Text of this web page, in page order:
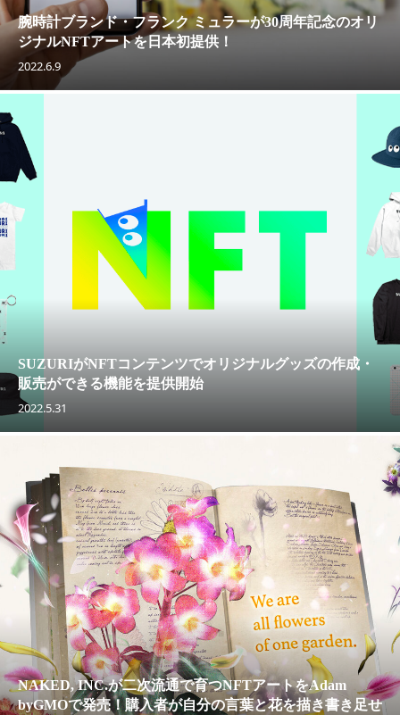
腕時計ブランド・フランク ミュラーが30周年記念のオリ
ジナルNFTアートを日本初提供！
2022.6.9
SUZURIがNFTコンテンツでオリジナルグッズの作成・
販売ができる機能を提供開始
2022.5.31
NAKED, INC.が二次流通で育つNFTアートをAdam
byGMOで発売！購入者が自分の言葉と花を描き書き足せ